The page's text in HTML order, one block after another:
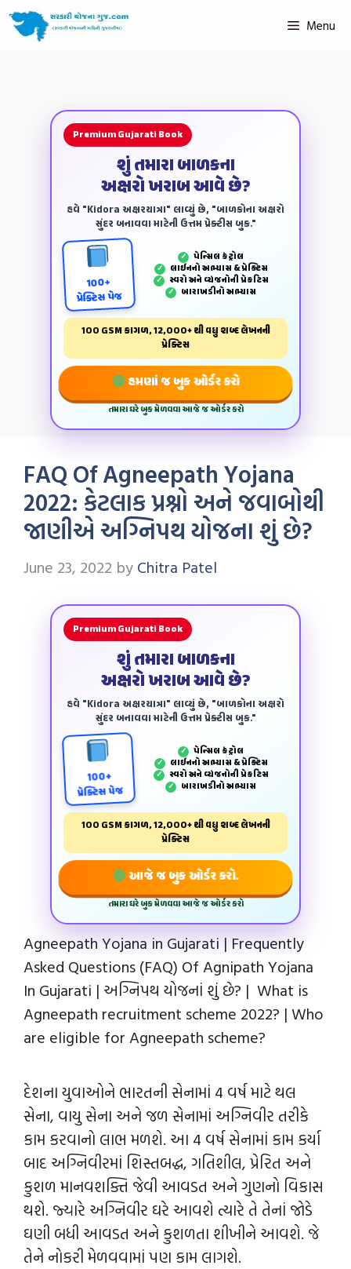
Menu
Premium Gujarati Book
શું તમારા બાળકના
અક્ષરો ખરાબ આવે છે?
હવે "Kidora અક્ષરયાત્રા" લાવ્યું છે, "બાળકોના અક્ષરો
સુંદર બનાવવા માટેની ઉત્તમ પ્રેક્ટીસ બુક."
100+
પ્રેક્ટિસ પેજ
✓ પેન્‍સિલ કંટ્રોલ
✓ લાઈનનો અભ્યાસ & પ્રેક્ટિસ
✓ સ્વરો અને વ્યંજનોની પ્રેકટિસ
✓ બારાખડીનો અભ્યાસ
100 GSM કાગળ, 12,000+ થી વધુ શબ્દ લેખનની
પ્રેક્ટિસ
હમણાં જ બુક ઓર્ડર કરો
તમારા ઘરે બુક મેળવવા આજે જ ઓર્ડર કરો
FAQ Of Agneepath Yojana
2022: કેટલાક પ્રશ્નો અને જવાબોથી
જાણીએ અગ્નિપથ યોજના શું છે?
June 23, 2022 by Chitra Patel
Premium Gujarati Book
શું તમારા બાળકના
અક્ષરો ખરાબ આવે છે?
હવે "Kidora અક્ષરયાત્રા" લાવ્યું છે, "બાળકોના અક્ષરો
સુંદર બનાવવા માટેની ઉત્તમ પ્રેક્ટીસ બુક."
100+
પ્રેક્ટિસ પેજ
✓ પેન્‍સિલ કંટ્રોલ
✓ લાઈનનો અભ્યાસ & પ્રેક્ટિસ
✓ સ્વરો અને વ્યંજનોની પ્રેકટિસ
✓ બારાખડીનો અભ્યાસ
100 GSM કાગળ, 12,000+ થી વધુ શબ્દ લેખનની
પ્રેક્ટિસ
આજે જ બુક ઓર્ડર કરો.
તમારા ઘરે બુક મેળવવા આજે જ ઓર્ડર કરો
Agneepath Yojana in Gujarati | Frequently
Asked Questions (FAQ) Of Agnipath Yojana
In Gujarati | અગ્નિપથ યોજનાં શું છે? | What is
Agneepath recruitment scheme 2022? | Who
are eligible for Agneepath scheme?
દેશના યુવાઓને ભારતની સેનામાં 4 વર્ષ માટે થલ
સેના, વાયુ સેના અને જળ સેનામાં અગ્નિવીર તરીકે
કામ કરવાનો લાભ મળશે. આ 4 વર્ષ સેનામાં કામ કર્યા
બાદ અગ્નિવીરમાં શિસ્તબદ્ધ, ગતિશીલ, પ્રેરિત અને
કુશળ માનવશક્તિ જેવી આવડત અને ગુણનો વિકાસ
થશે. જ્યારે અગ્નિવીર ઘરે આવશે ત્યારે તે તેનાં જોડે
ઘણી બધી આવડત અને કુશળતા શીખીને આવશે. જે
તેને નોકરી મેળવવામાં પણ કામ લાગશે.